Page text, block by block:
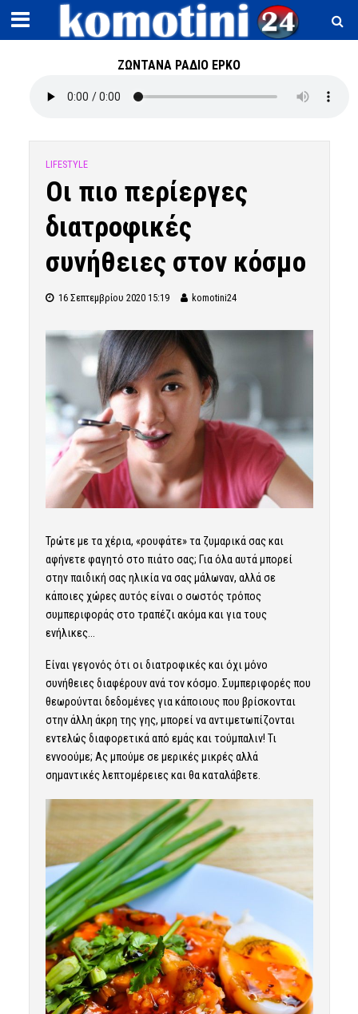
ΖΩΝΤΑΝΑ ΡΑΔΙΟ ΕΡΚΟ
LIFESTYLE
Οι πιο περίεργες
διατροφικές
συνήθειες στον κόσμο
16 Σεπτεμβρίου 2020 15:19 komotini24
Τρώτε με τα χέρια, «ρουφάτε» τα ζυμαρικά σας και
αφήνετε φαγητό στο πιάτο σας; Για όλα αυτά μπορεί
στην παιδική σας ηλικία να σας μάλωναν, αλλά σε
κάποιες χώρες αυτός είναι ο σωστός τρόπος
συμπεριφοράς στο τραπέζι ακόμα και για τους
ενήλικες…
Είναι γεγονός ότι οι διατροφικές και όχι μόνο
συνήθειες διαφέρουν ανά τον κόσμο. Συμπεριφορές που
θεωρούνται δεδομένες για κάποιους που βρίσκονται
στην άλλη άκρη της γης, μπορεί να αντιμετωπίζονται
εντελώς διαφορετικά από εμάς και τούμπαλιν! Τι
εννοούμε; Ας μπούμε σε μερικές μικρές αλλά
σημαντικές λεπτομέρειες και θα καταλάβετε.